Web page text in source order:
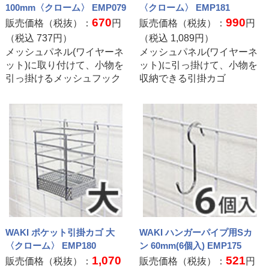
100mm〈クローム〉 EMP079
販売価格（税抜）： 670円
（税込 737円）
メッシュパネル(ワイヤーネ
ット)に取り付けて、小物を
引っ掛けるメッシュフック
〈クローム〉 EMP181
販売価格（税抜）：990円
（税込 1,089円）
メッシュパネル(ワイヤーネ
ット)に引っ掛けて、小物を
収納できる引掛カゴ
WAKI ポケット引掛カゴ 大
〈クローム〉 EMP180
販売価格（税抜）： 1,070
WAKI ハンガーパイプ用Sカ
ン 60mm(6個入) EMP175
販売価格（税抜）：521円